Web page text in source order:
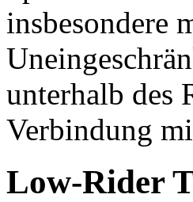
insbesondere
unterhalb des
Verbindung
Low-Rider